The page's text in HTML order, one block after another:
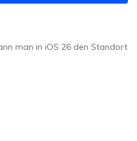
man in iOS 26 den Standort